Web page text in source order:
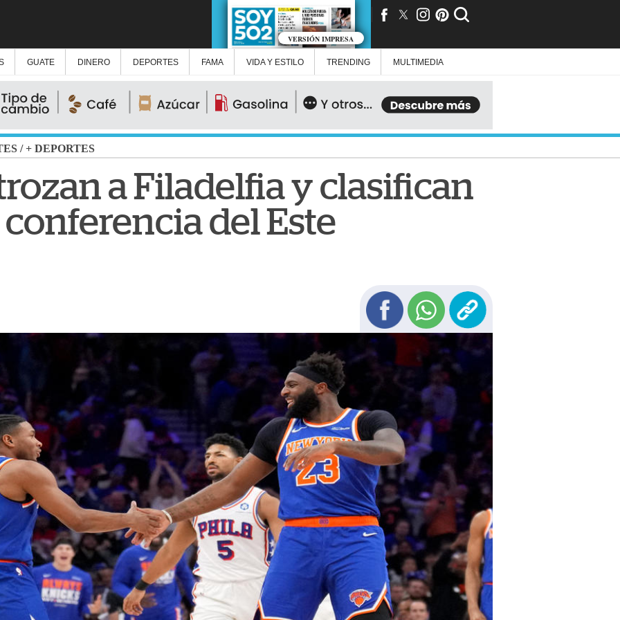
VERSIÓN IMPRESA
GUATE DINERO DEPORTES FAMA VIDA Y ESTILO TRENDING MULTIMEDIA
/+ DEPORTES
a Filadelfia y clasifican
del Este